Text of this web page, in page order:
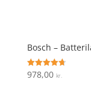
Bosch –
Vurderet
4.7
978,00 kr.